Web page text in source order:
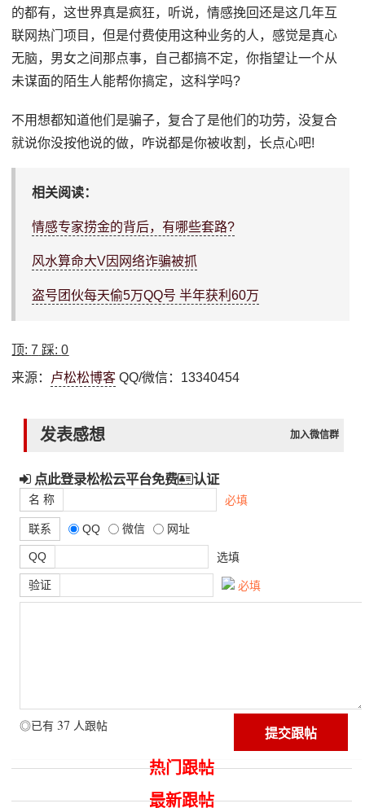
的都有，这世界真是疯狂，听说，情感挽回还是这几年互
联网热门项目，但是付费使用这种业务的人，感觉是真心
无脑，男女之间那点事，自己都搞不定，你指望让一个从
未谋面的陌生人能帮你搞定，这科学吗?
不用想都知道他们是骗子，复合了是他们的功劳，没复合
就说你没按他说的做，咋说都是你被收割，长点心吧!
相关阅读：
情感专家捞金的背后，有哪些套路?
风水算命大V因网络诈骗被抓
盗号团伙每天偷5万QQ号 半年获利60万
顶:7 踩:0
来源： 卢松松博客 QQ/微信：13340454
发表感想 加入微信群
点此登录松松云平台免费 认证
名 称 必填
联系 QQ 微信 网址
QQ 选填
验证 必填
◎已有 37 人跟帖
热门跟帖
最新跟帖